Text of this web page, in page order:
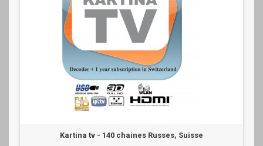
Kartina tv - 140 chaines Russes, Suisse